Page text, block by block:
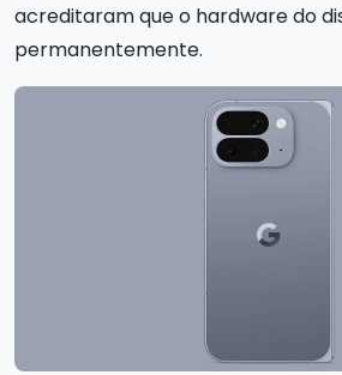
acreditaram que o hardware do
permanentemente.